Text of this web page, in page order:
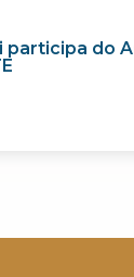
participa do